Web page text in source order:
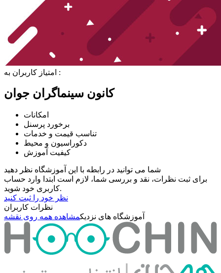
امتیاز کاربران به :
کانون سینماگران جوان
امکانات
برخورد پرسنل
تناسب قیمت و خدمات
دکوراسیون و محیط
کیفیت آموزش
شما می توانید در رابطه با این آموزشگاه نظر دهید
برای ثبت نظرات، نقد و بررسی شما، لازم است ابتدا وارد حساب
کاربری خود شوید.
نظر خود را ثبت کنید
نظرات کاربران
آموزشگاه های نزدیکمشاهده همه روی نقشه